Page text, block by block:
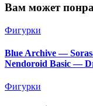
Вам может
Фигурки
Blue Archive —
Nendoroid Basic —
Фигурки